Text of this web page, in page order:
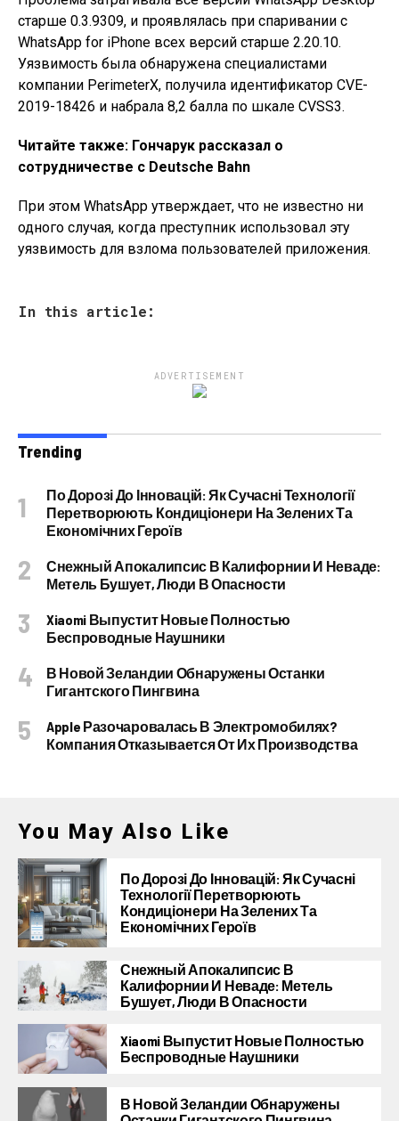
старше 0.3.9309, и проявлялась при спаривании с
WhatsApp for iPhone всех версий старше 2.20.10.
Уязвимость была обнаружена специалистами
компании PerimeterX, получила идентификатор CVE-
2019-18426 и набрала 8,2 балла по шкале CVSS3.
Читайте также: Гончарук рассказал о
сотрудничестве с Deutsche Bahn
При этом WhatsApp утверждает, что не известно ни
одного случая, когда преступник использовал эту
уязвимость для взлома пользователей приложения.
In this article:
ADVERTISEMENT
Trending
По Дорозі До Інновацій: Як Сучасні Технології
Перетворюють Кондиціонери На Зелених Та
Економічних Героїв
Снежный Апокалипсис В Калифорнии И Неваде:
Метель Бушует, Люди В Опасности
Xiaomi Выпустит Новые Полностью
Беспроводные Наушники
В Новой Зеландии Обнаружены Останки
Гигантского Пингвина
Apple Разочаровалась В Электромобилях?
Компания Отказывается От Их Производства
You May Also Like
По Дорозі До Інновацій: Як Сучасні
Технології Перетворюють
Кондиціонери На Зелених Та
Економічних Героїв
Снежный Апокалипсис В
Калифорнии И Неваде: Метель
Бушует, Люди В Опасности
Xiaomi Выпустит Новые Полностью
Беспроводные Наушники
В Новой Зеландии Обнаружены